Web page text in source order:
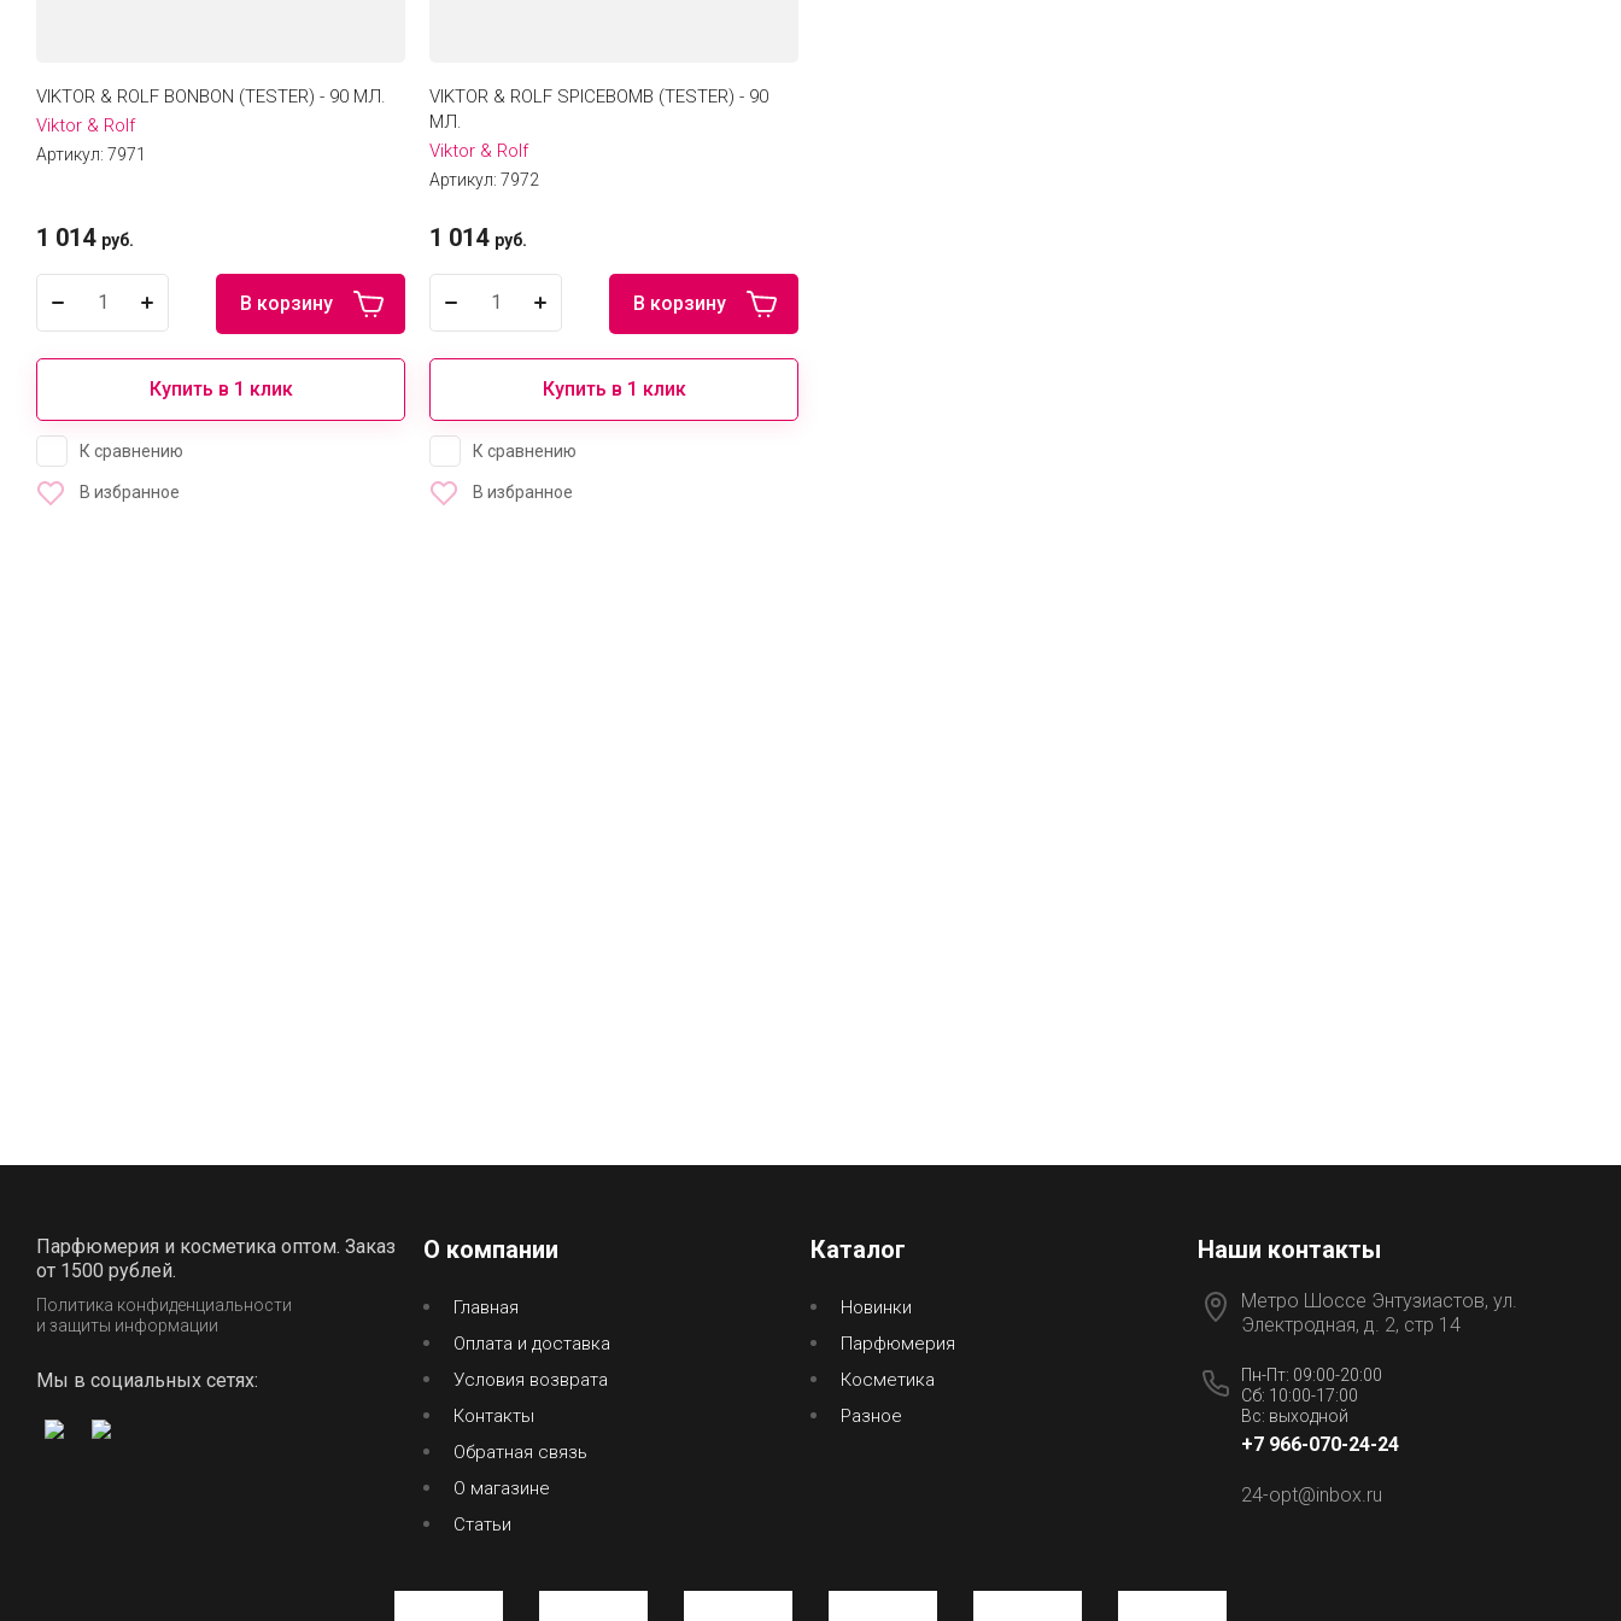
VIKTOR & ROLF BONBON (TESTER) - 90 МЛ.
Viktor & Rolf
Артикул: 7971
1 014 руб.
В корзину
Купить в 1 клик
К сравнению
В избранное
VIKTOR & ROLF SPICEBOMB (TESTER) - 90
МЛ.
Viktor & Rolf
Артикул: 7972
1 014 руб.
В корзину
Купить в 1 клик
К сравнению
В избранное
Парфюмерия и косметика оптом. Заказ
от 1500 рублей.
Политика конфиденциальности
и защиты информации
Мы в социальных сетях:
О компании
Главная
Оплата и доставка
Условия возврата
Контакты
Обратная связь
О магазине
Статьи
Каталог
Новинки
Парфюмерия
Косметика
Разное
Наши контакты
Метро Шоссе Энтузиастов, ул.
Электродная, д. 2, стр 14
Пн-Пт: 09:00-20:00
Сб: 10:00-17:00
Вс: выходной
+7 966-070-24-24
24-opt@inbox.ru